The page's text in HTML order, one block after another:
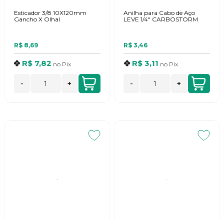
Esticador 3/8 10X120mm
Gancho X Olhal
R$ 8,69
R$ 7,82 no Pix
- +
Anilha para Cabo de Aço
LEVE 1/4" CARBOSTORM
R$ 3,46
R$ 3,11 no Pix
- +